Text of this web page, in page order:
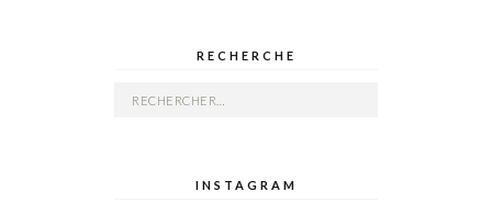
RECHERCHE
Rechercher :
INSTAGRAM